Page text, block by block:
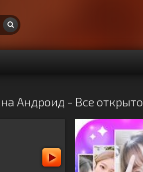
Андроид - Все открыто